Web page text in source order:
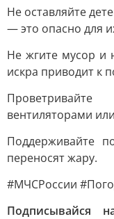
Не оставляйте
— это опасно для
Не жгите мусор и
искра приводит к
вентиляторами
Поддерживайте
переносят жару.
#МЧСРоссии